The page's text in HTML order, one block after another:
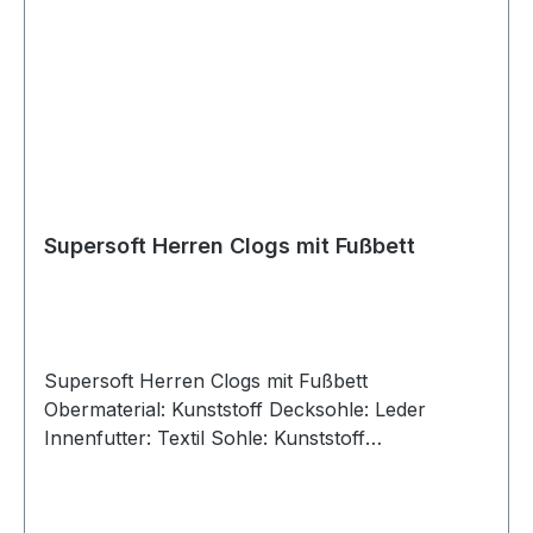
Supersoft Herren Clogs mit Fußbett
Supersoft Herren Clogs mit Fußbett
Obermaterial: Kunststoff Decksohle: Leder
Innenfutter: Textil Sohle: Kunststoff